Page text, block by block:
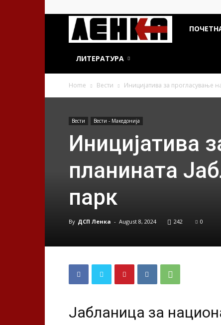
ДСП
ЛИТЕРАТУРА
Home Вести Иницијатива за прогласување
Вести Вести - Македонија
Иницијатива
планината
парк
By ДСП Ленка - August 8, 2024 242 0
Јабланица за